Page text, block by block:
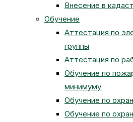
Внесение в
Обучение
Аттестация по
группы
Аттестация по
Обучение по
минимуму
Обучение по
Обучение по